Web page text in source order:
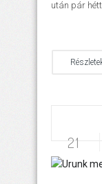
után pár
21